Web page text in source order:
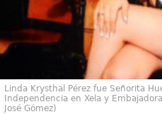
Linda Krysthal Pérez fue Señorita
Independencia en Xela y
José Gómez)